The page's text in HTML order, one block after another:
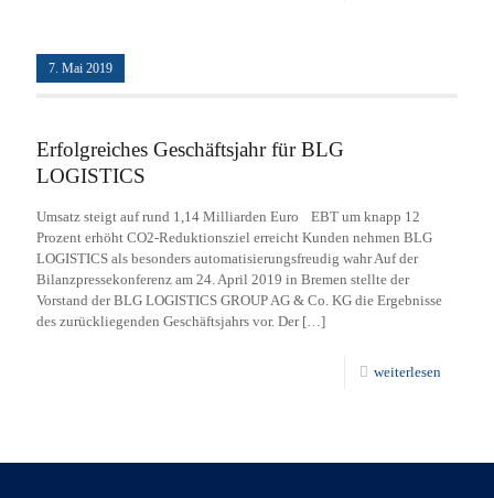
7. Mai 2019
Erfolgreiches Geschäftsjahr für BLG
LOGISTICS
Umsatz steigt auf rund 1,14 Milliarden Euro EBT um knapp 12
Prozent erhöht CO2-Reduktionsziel erreicht Kunden nehmen BLG
LOGISTICS als besonders automatisierungsfreudig wahr Auf der
Bilanzpressekonferenz am 24. April 2019 in Bremen stellte der
Vorstand der BLG LOGISTICS GROUP AG & Co. KG die Ergebnisse
des zurückliegenden Geschäftsjahrs vor. Der[…]
weiterlesen